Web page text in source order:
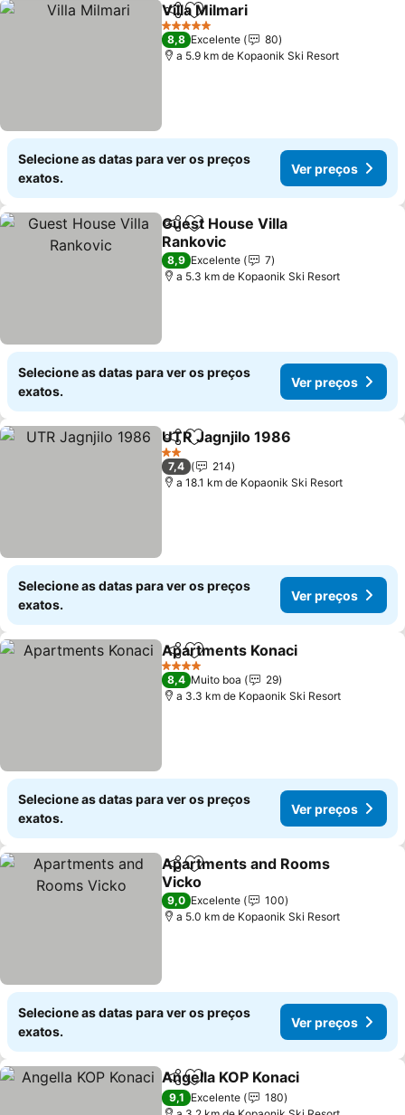
PartilharAdicionar aos favoritos
Villa Milmari
5 Estrelas
8,8 Excelente
80
a 5.9 km de Kopaonik Ski Resort
Selecione as datas para ver os preços
exatos.
Ver preços
PartilharAdicionar aos favoritos
Guest House Villa
Rankovic
8,9 Excelente
7
a 5.3 km de Kopaonik Ski Resort
Selecione as datas para ver os preços
exatos.
Ver preços
PartilharAdicionar aos favoritos
UTR Jagnjilo 1986
2 Estrelas
7,4
214
a 18.1 km de Kopaonik Ski Resort
Selecione as datas para ver os preços
exatos.
Ver preços
PartilharAdicionar aos favoritos
Apartments Konaci
4 Estrelas
8,4 Muito boa
29
a 3.3 km de Kopaonik Ski Resort
Selecione as datas para ver os preços
exatos.
Ver preços
PartilharAdicionar aos favoritos
Apartments and Rooms
Vicko
9,0 Excelente
100
a 5.0 km de Kopaonik Ski Resort
Selecione as datas para ver os preços
exatos.
Ver preços
PartilharAdicionar aos favoritos
Angella KOP Konaci
9,1 Excelente
180